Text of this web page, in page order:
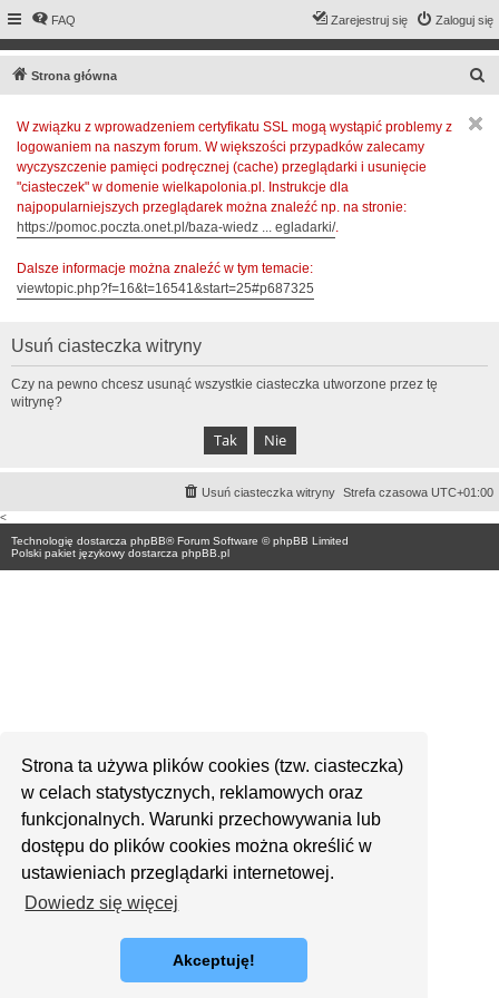
Strona ta używa plików cookies (tzw. ciasteczka)
w celach statystycznych, reklamowych oraz
funkcjonalnych. Warunki przechowywania lub
dostępu do plików cookies można określić w
ustawieniach przeglądarki internetowej.
Dowiedz się więcej
Akceptuję!
FAQ Zaloguj się
Zarejestruj się
Strona główna
W związku z wprowadzeniem certyfikatu SSL mogą wystąpić problemy z
logowaniem na naszym forum. W większości przypadków zalecamy
wyczyszczenie pamięci podręcznej (cache) przeglądarki i usunięcie
"ciasteczek" w domenie wielkapolonia.pl. Instrukcje dla
najpopularniejszych przeglądarek można znaleźć np. na stronie:
https://pomoc.poczta.onet.pl/baza-wiedz ... egladarki/.
Dalsze informacje można znaleźć w tym temacie:
viewtopic.php?f=16&t=16541&start=25#p687325
Usuń ciasteczka witryny
Czy na pewno chcesz usunąć wszystkie ciasteczka utworzone przez tę
witrynę?
Strefa czasowa UTC+01:00
Usuń ciasteczka witryny
<
Technologię dostarcza phpBB® Forum Software © phpBB Limited
Polski pakiet językowy dostarcza phpBB.pl